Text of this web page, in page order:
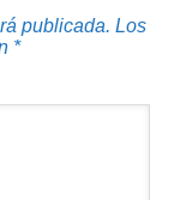
publicada. Los
*